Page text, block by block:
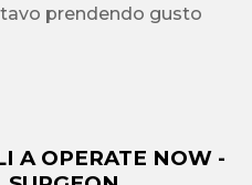
prendendo gusto
A OPERATE NOW -